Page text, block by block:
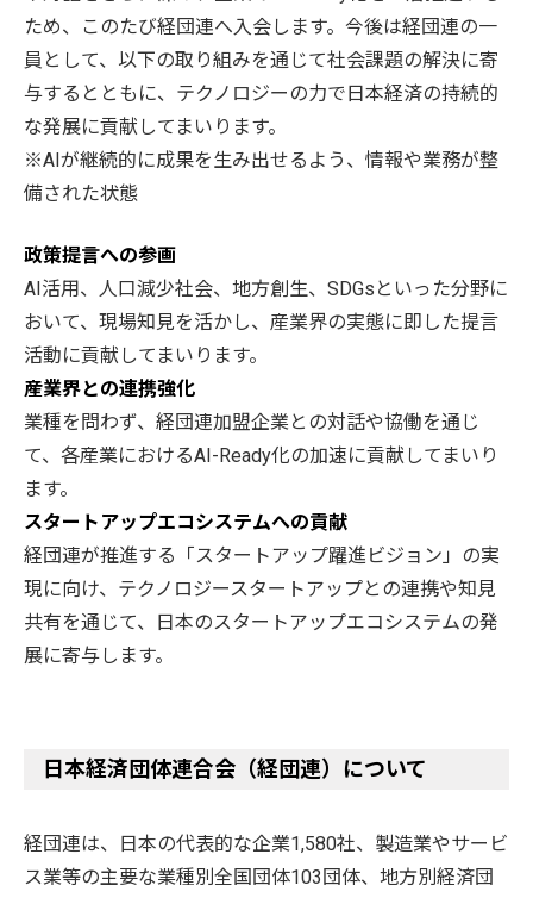
ため、このたび経団連へ入会します。今後は経団連の一
員として、以下の取り組みを通じて社会課題の解決に寄
与するとともに、テクノロジーの力で日本経済の持続的
な発展に貢献してまいります。
※AIが継続的に成果を生み出せるよう、情報や業務が整
備された状態
政策提言への参画
AI活用、人口減少社会、地方創生、SDGsといった分野に
おいて、現場知見を活かし、産業界の実態に即した提言
活動に貢献してまいります。
産業界との連携強化
業種を問わず、経団連加盟企業との対話や協働を通じ
て、各産業におけるAI-Ready化の加速に貢献してまいり
ます。
スタートアップエコシステムへの貢献
経団連が推進する「スタートアップ躍進ビジョン」の実
現に向け、テクノロジースタートアップとの連携や知見
共有を通じて、日本のスタートアップエコシステムの発
展に寄与します。
日本経済団体連合会（経団連）について
経団連は、日本の代表的な企業1,580社、製造業やサービ
ス業等の主要な業種別全国団体103団体、地方別経済団